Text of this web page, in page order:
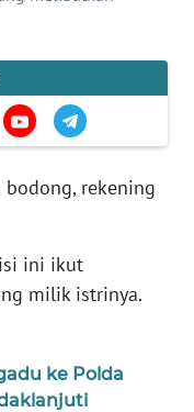
rekening
ini ikut
milik istrinya.
ke Polda